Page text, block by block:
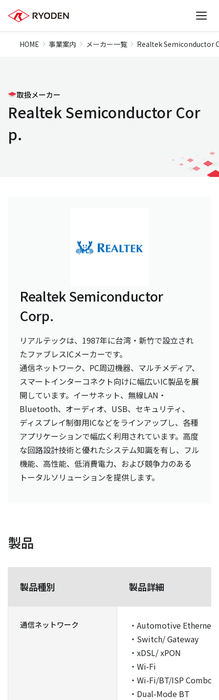
HOME 事業案内 メーカー一覧 Realtek Semiconductor
取扱メーカー
Realtek Semiconductor Cor
p.
Realtek Semiconductor
Corp.
リアルテックは、1987年に台湾・新竹で設立され
たファブレスICメーカーです。
通信ネットワーク、PC周辺機器、マルチメディア、
スマートインターコネクト向けに幅広いIC製品を展
開しています。イーサネット、無線LAN・
Bluetooth、オーディオ、USB、セキュリティ、
ディスプレイ制御用ICなどをラインアップし、各種
アプリケーションで幅広く利用されています。高度
な回路設計技術と優れたシステム知識を有し、フル
機能、高性能、低消費電力、および競争力のある
トータルソリューションを提供します。
製品
製品種別 製品詳細
通信ネットワーク
・Automotive Ethernet
・Switch/ Gateway
・xDSL/ xPON
・Wi-Fi
・Wi-Fi/BT/ISP Combo
・Dual-Mode BT